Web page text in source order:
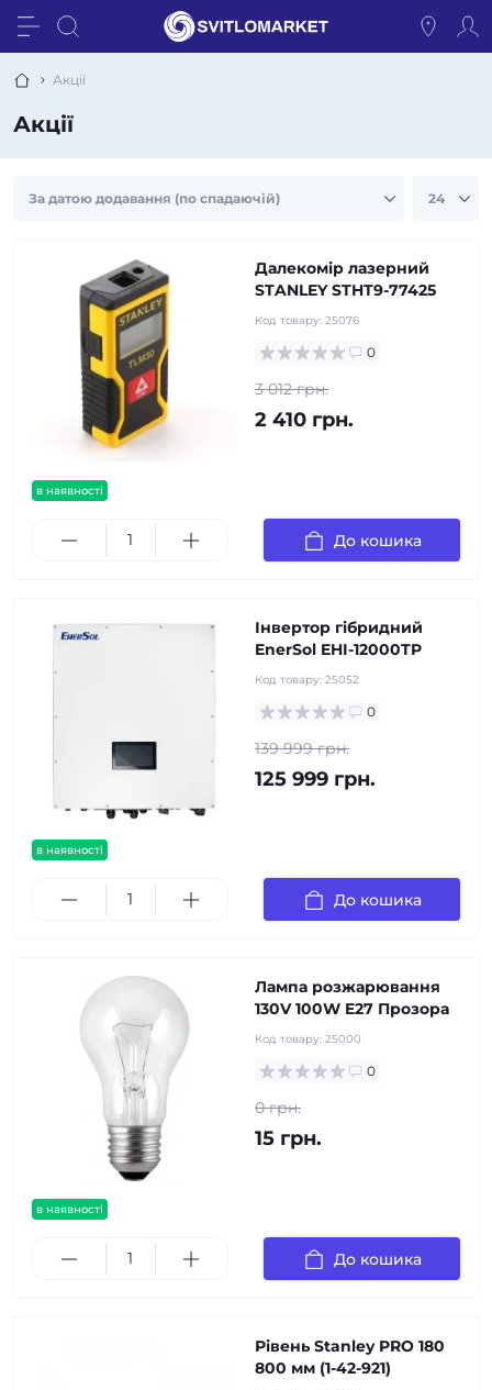
Акції
Акції
в наявності
Далекомір лазерний
STANLEY STHT9-77425
Код товару: 25076
0
3 012 грн.
2 410 грн.
До кошика
в наявності
Інвертор гібридний
EnerSol EHI-12000TP
Код товару: 25052
0
139 999 грн.
125 999 грн.
До кошика
в наявності
Лампа розжарювання
130V 100W E27 Прозора
Код товару: 25000
0
0 грн.
15 грн.
До кошика
Рівень Stanley PRO 180
800 мм (1-42-921)